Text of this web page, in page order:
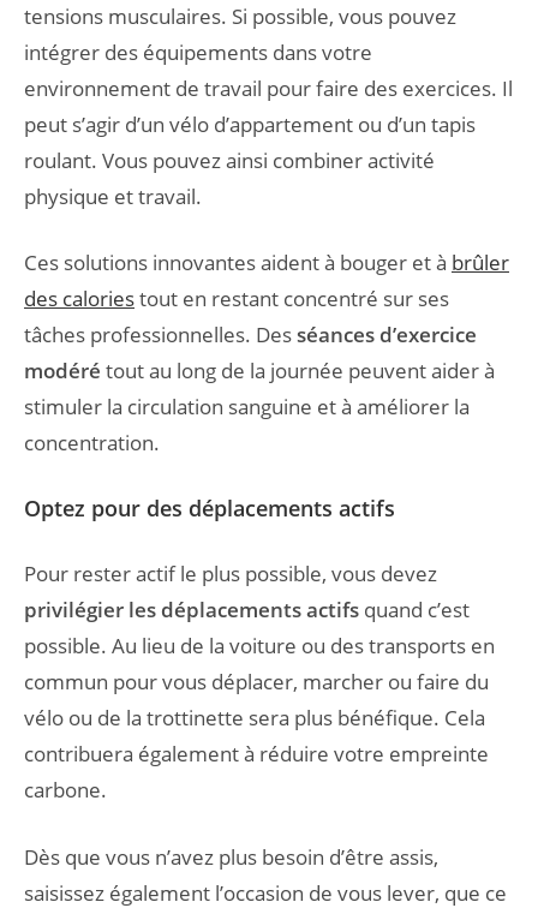
tensions musculaires. Si possible, vous pouvez
intégrer des équipements dans votre
environnement de travail pour faire des exercices. Il
peut s’agir d’un vélo d’appartement ou d’un tapis
roulant. Vous pouvez ainsi combiner activité
physique et travail.
Ces solutions innovantes aident à bouger et à brûler
des caloriestout en restant concentré sur ses
tâches professionnelles. Desséances d’exercice
modéré tout au long de la journée peuvent aider à
stimuler la circulation sanguine et à améliorer la
concentration.
Optez pour des déplacements actifs
Pour rester actif le plus possible, vous devez
privilégier les déplacements actifs quand c’est
possible. Au lieu de la voiture ou des transports en
commun pour vous déplacer, marcher ou faire du
vélo ou de la trottinette sera plus bénéfique. Cela
contribuera également à réduire votre empreinte
carbone.
Dès que vous n’avez plus besoin d’être assis,
saisissez également l’occasion de vous lever, que ce